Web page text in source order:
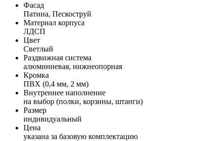
Фасад
Патина, Пескоструй
Материал корпуса
ЛДСП
Цвет
Светлый
Раздвижная система
алюминиевая, нижнеопорная
Кромка
ПВХ (0,4 мм, 2 мм)
Внутреннее наполнение
на выбор (полки, корзины, штанги)
Размер
индивидуальный
Цена
указана за базовую комплектацию